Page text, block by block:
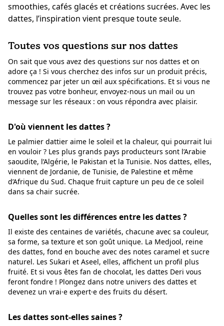
smoothies, cafés glacés et créations sucrées. Avec les
dattes, l’inspiration vient presque toute seule.
Toutes vos questions sur nos dattes
On sait que vous avez des questions sur nos dattes et on
adore ça ! Si vous cherchez des infos sur un produit précis,
commencez par jeter un œil aux spécifications. Et si vous ne
trouvez pas votre bonheur, envoyez-nous un mail ou un
message sur les réseaux : on vous répondra avec plaisir.
D'où viennent les dattes ?
Le palmier dattier aime le soleil et la chaleur, qui pourrait lui
en vouloir ? Les plus grands pays producteurs sont l’Arabie
saoudite, l’Algérie, le Pakistan et la Tunisie. Nos dattes, elles,
viennent de Jordanie, de Tunisie, de Palestine et même
d’Afrique du Sud. Chaque fruit capture un peu de ce soleil
dans sa chair sucrée.
Quelles sont les différences entre les dattes ?
Il existe des centaines de variétés, chacune avec sa couleur,
sa forme, sa texture et son goût unique. La Medjool, reine
des dattes, fond en bouche avec des notes caramel et sucre
naturel. Les Sukari et Aseel, elles, affichent un profil plus
fruité. Et si vous êtes fan de chocolat, les dattes Deri vous
feront fondre ! Plongez dans notre univers des dattes et
devenez un vrai·e expert·e des fruits du désert.
Les dattes sont-elles saines ?